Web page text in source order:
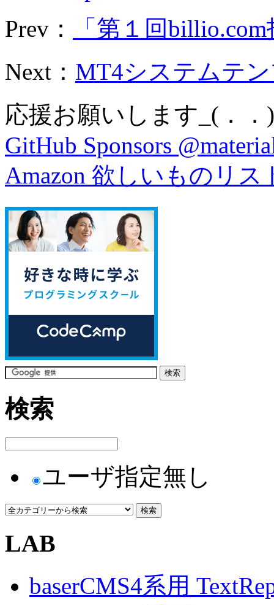
Prev：
「第１回
Next： MT4システムテ
応援お願いします_(．．
GitHub Sponsors
Amazon 欲しいものリス
検索
ユーザ指定無し
LAB
baserCMS4系用